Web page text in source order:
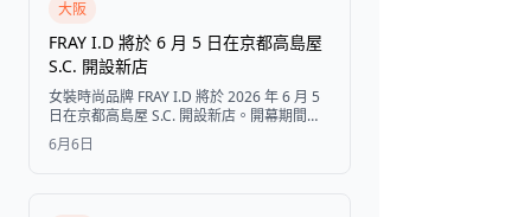
大阪
FRAY I.D 將於 6 月 5 日在京都高島屋
S.C. 開設新店
女裝時尚品牌 FRAY I.D 將於 2026 年 6 月 5
日在京都高島屋 S.C. 開設新店。開幕期間將
推出限定色單品、MA CARD 與 MA Points
會員特別活動，以及消費滿額贈送原創托特
6月6日